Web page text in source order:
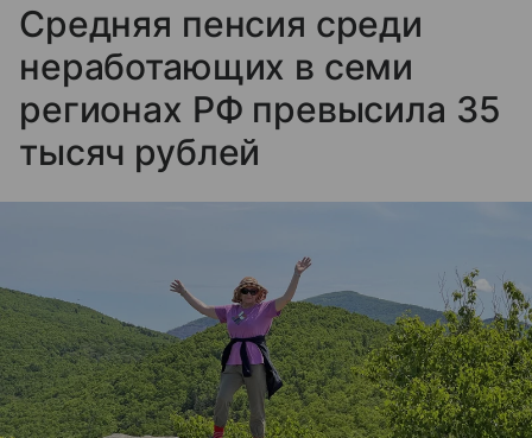
Средняя пенсия среди
неработающих в семи
регионах РФ превысила 35
тысяч рублей